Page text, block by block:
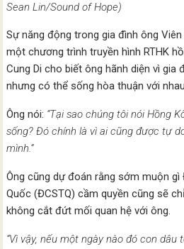
Sean Lin/Sound of Hope)
Sự năng động trong gia đình ông
một chương trình truyền hình RTHK
Cung Di cho biết ông hãnh diện vì gia
nhưng có thể sống hòa thuận với
Ông nói: “Tại sao chúng tôi nói Hồng
sống? Đó chính là vì ai cũng được tự
mình.”
Ông cũng dự đoán rằng sớm muộn gì
Quốc (ĐCSTQ) cầm quyền cũng sẽ
không cắt đứt mối quan hệ với ông.
“Vì vậy, nếu một ngày nào đó con dâu